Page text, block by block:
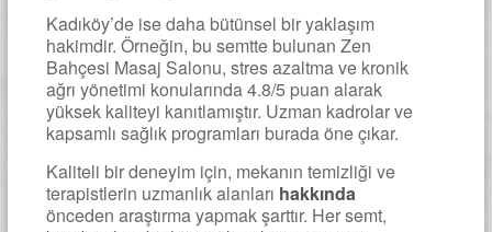
Kadıköy’de ise daha bütünsel bir yaklaşım
hakimdir. Örneğin, bu semtte bulunan Zen
Bahçesi Masaj Salonu, stres azaltma ve kronik
ağrı yönetimi konularında 4.8/5 puan alarak
yüksek kaliteyi kanıtlamıştır. Uzman kadrolar ve
kapsamlı sağlık programları burada öne çıkar.
Kaliteli bir deneyim için, mekanın temizliği ve
terapistlerin uzmanlık alanları hakkında
önceden araştırma yapmak şarttır. Her semt,